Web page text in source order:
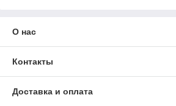
О нас
Контакты
Доставка и оплата